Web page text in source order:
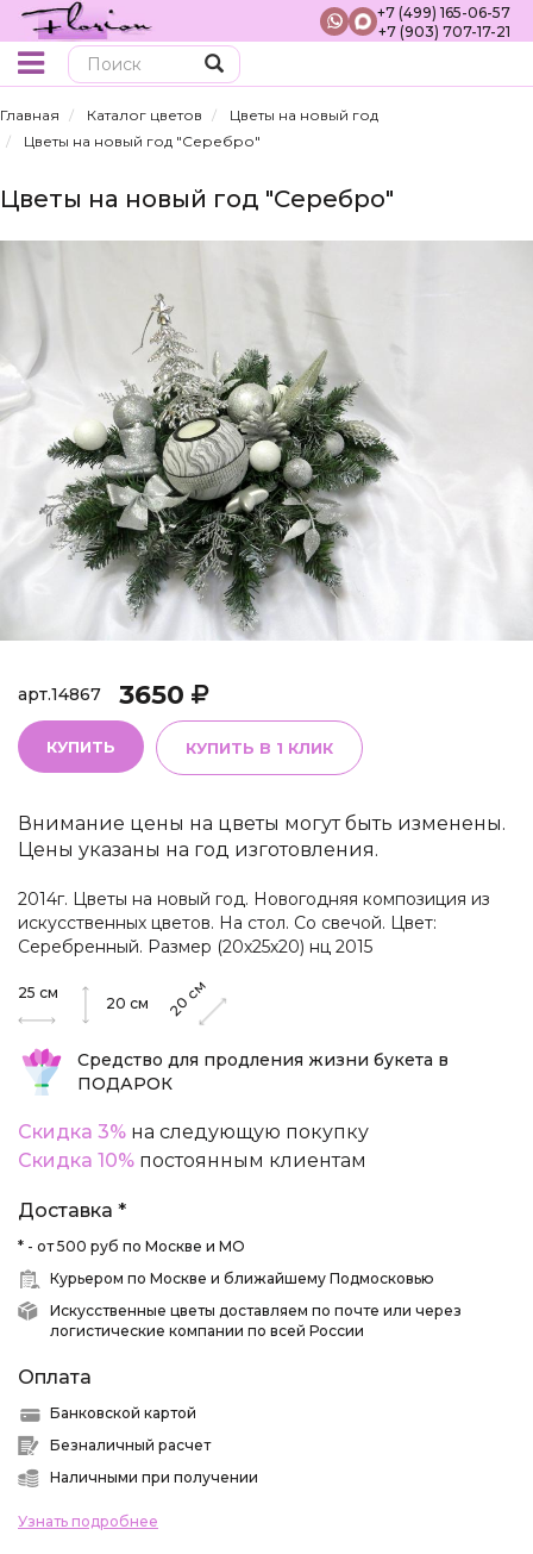
+7 (499) 165-06-57
+7 (903) 707-17-21
Главная Каталог цветов
Цветы на новый год
Цветы на новый год "Серебро"
Цветы на новый год "Серебро"
арт.14867 3650
КУПИТЬ КУПИТЬ В 1 КЛИК
Внимание цены на цветы могут быть изменены.
Цены указаны на год изготовления.
2014г. Цветы на новый год. Новогодняя композиция из
искусственных цветов. На стол. Со свечой. Цвет:
Серебренный. Размер (20х25х20) нц 2015
25 см
20 см 20
см
Средство для продления жизни букета в
ПОДАРОК
Скидка 3% на следующую покупку
Скидка 10% постоянным клиентам
Доставка *
* - от 500 руб по Москве и МО
Курьером по Москве и ближайшему Подмосковью
Искусственные цветы доставляем по почте или через
логистические компании по всей России
Оплата
Банковской картой
Безналичный расчет
Наличными при получении
Узнать подробнее